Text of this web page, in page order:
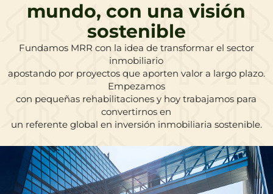
mundo, con una visión
sostenible
Fundamos MRR con la idea de transformar el sector
inmobiliario
apostando por proyectos que aporten valor a largo plazo.
Empezamos
con pequeñas rehabilitaciones y hoy trabajamos para
convertirnos en
un referente global en inversión inmobiliaria sostenible.